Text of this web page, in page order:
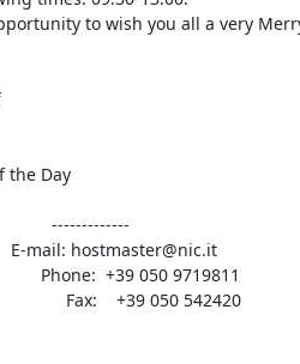
to wish you all a very